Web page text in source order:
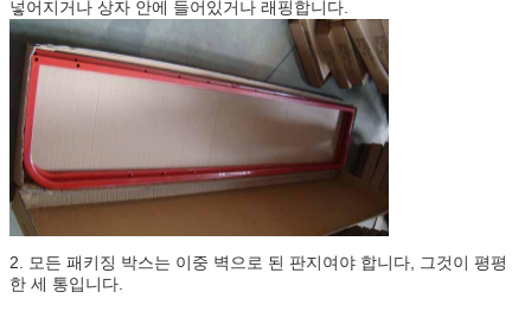
넣어지거나 상자 안에 들어있거나 래핑합니다.
2. 모든 패키징 박스는 이중 벽으로 된 판지여야 합니다, 그것이 평평
한 세 통입니다.